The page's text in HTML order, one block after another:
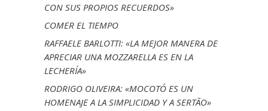
CON SUS PROPIOS RECUERDOS»
COMER EL TIEMPO
RAFFAELE BARLOTTI: «LA MEJOR MANERA DE
APRECIAR UNA MOZZARELLA ES EN LA
LECHERÍA»
RODRIGO OLIVEIRA: «MOCOTÓ ES UN
HOMENAJE A LA SIMPLICIDAD Y A SERTÃO»